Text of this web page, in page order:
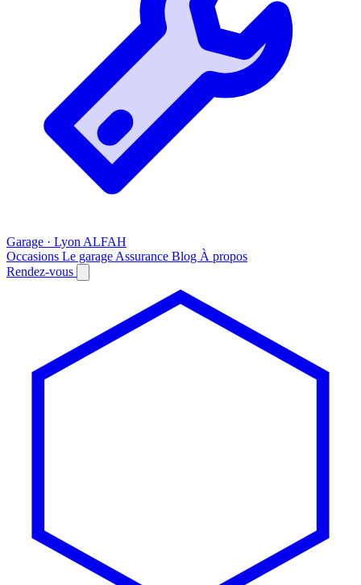
Garage · Lyon ALFAH
Occasions Le garage Assurance Blog À propos
Rendez-vous